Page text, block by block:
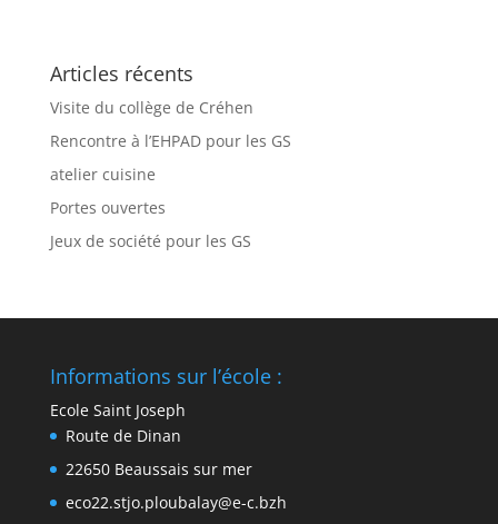
Articles récents
Visite du collège de Créhen
Rencontre à l’EHPAD pour les GS
atelier cuisine
Portes ouvertes
Jeux de société pour les GS
Informations sur l’école :
Ecole Saint Joseph
Route de Dinan
22650 Beaussais sur mer
eco22.stjo.ploubalay@e-c.bzh